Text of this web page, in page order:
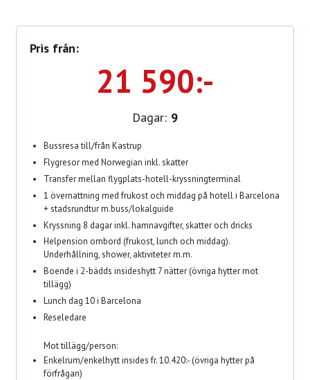
Pris från:
21 590:-
Dagar: 9
Bussresa till/från Kastrup
Flygresor med Norwegian inkl. skatter
Transfer mellan flygplats-hotell-kryssningterminal
1 övernattning med frukost och middag på hotell i Barcelona
+ stadsrundtur m.buss/lokalguide
Kryssning 8 dagar inkl. hamnavgifter, skatter och dricks
Helpension ombord (frukost, lunch och middag).
Underhållning, shower, aktiviteter m.m.
Boende i 2-bädds insideshytt 7 nätter (övriga hytter mot
tillägg)
Lunch dag 10 i Barcelona
Reseledare
Mot tillägg/person:
Enkelrum/enkelhytt insides fr. 10.420:- (övriga hytter på
förfrågan)